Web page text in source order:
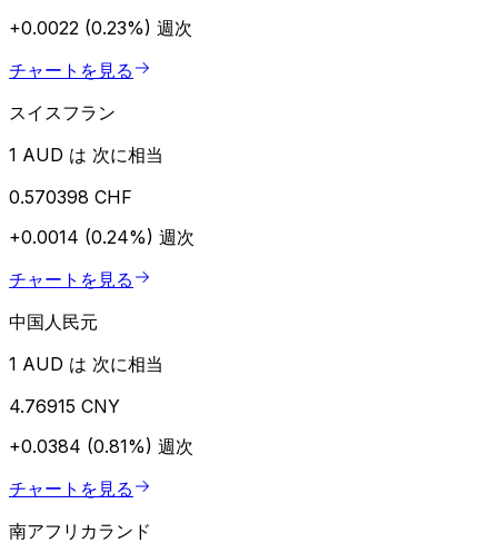
+0.0022 (0.23%) 週次
チャートを見る
スイスフラン
1 AUD は 次に相当
0.570398 CHF
+0.0014 (0.24%) 週次
チャートを見る
中国人民元
1 AUD は 次に相当
4.76915 CNY
+0.0384 (0.81%) 週次
チャートを見る
南アフリカランド